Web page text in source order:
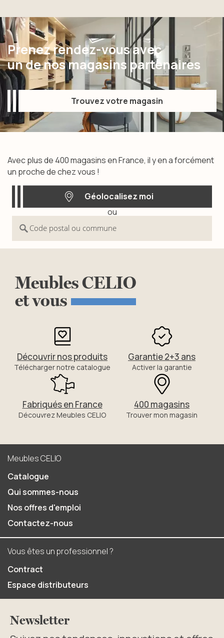
Prenez rendez-vous avec
un de nos magasins partenaires
Trouvez votre magasin
Trouvez votre magasin
Avec plus de 400 magasins en France, il y en a forcément
un proche de chez vous !
Géolocalisez moi
Géolocalisez moi
ou
Code postal ou commune
MeublesCELIO
etvous
Découvrir nos produits
Télécharger notre catalogue
Garantie 2+3 ans
Activer la garantie
Fabriqués en France
Découvrez Meubles CELIO
400 magasins
Trouver mon magasin
Meubles CELIO
Catalogue
Qui sommes-nous
Nos offres d'emploi
Contactez-nous
Vous êtes un professionnel ?
Contract
Espace distributeurs
Newsletter